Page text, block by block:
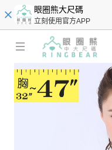
眼圈熊大尺碼
立刻使用官方APP